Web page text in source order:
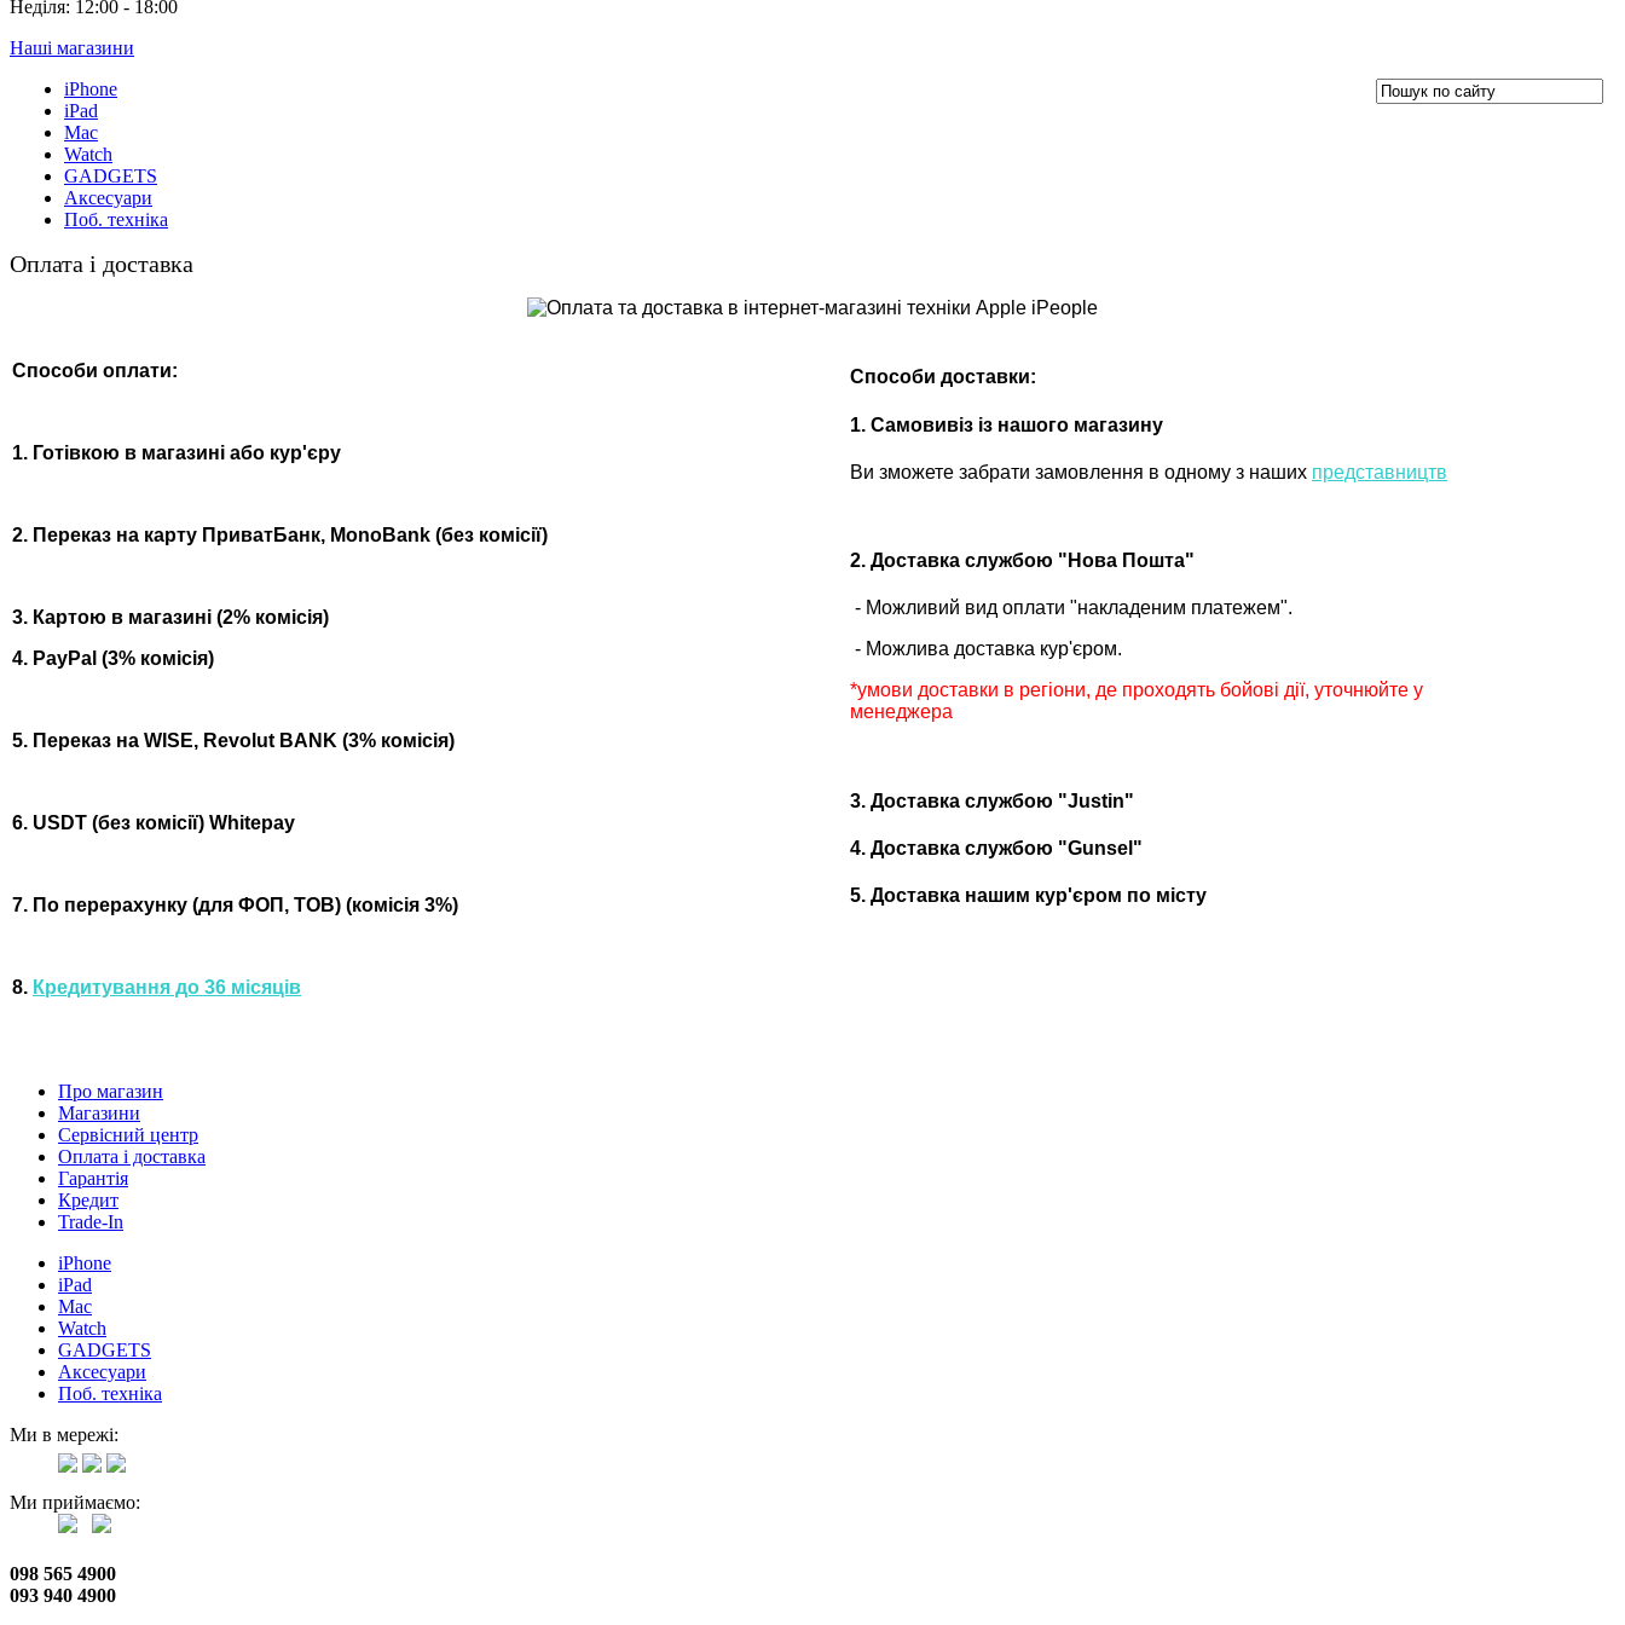
Неділя: 12:00 - 18:00
Наші магазини
iPhone
iPad
Mac
Watch
GADGETS
Аксесуари
Поб. техніка
Оплата і доставка
Способи оплати:
1. Готівкою в магазині або кур'єру
2. Переказ на карту ПриватБанк, MonoBank (без комісії)
3. Картою в магазині (2% комісія)
4. PayPal (3% комісія)
5. Переказ на WISE, Revolut BANK (3% комісія)
6. USDT (без комісії) Whitepay
7. По перерахунку (для ФОП, ТОВ) (комісія 3%)
8. Кредитування до 36 місяців
Способи доставки:
1. Самовивіз із нашого магазину
Ви зможете забрати замовлення в одному з наших представництв
2. Доставка службою "Нова Пошта"
- Можливий вид оплати "накладеним платежем".
- Можлива доставка кур'єром.
*умови доставки в регіони, де проходять бойові дії, уточнюйте у
менеджера
3. Доставка службою "Justin"
4. Доставка службою "Gunsel"
5. Доставка нашим кур'єром по місту
Про магазин
Магазини
Сервісний центр
Оплата і доставка
Гарантія
Кредит
Trade-In
iPhone
iPad
Mac
Watch
GADGETS
Аксесуари
Поб. техніка
Ми в мережі:
Ми приймаємо:
098 565 4900
093 940 4900